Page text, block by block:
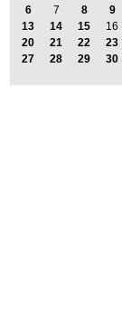
6
7 8 9
13
14 15 16
20
21 22 23
27
28 29 30